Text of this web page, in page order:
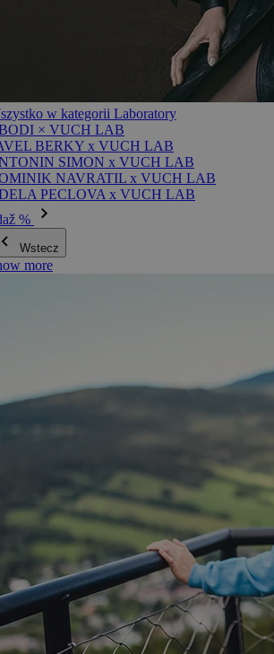
w kategorii Laboratory
× VUCH LAB
BERKY x VUCH LAB
SIMON x VUCH LAB
NAVRATIL x VUCH LAB
PECLOVA x VUCH LAB
%
Wstecz
more